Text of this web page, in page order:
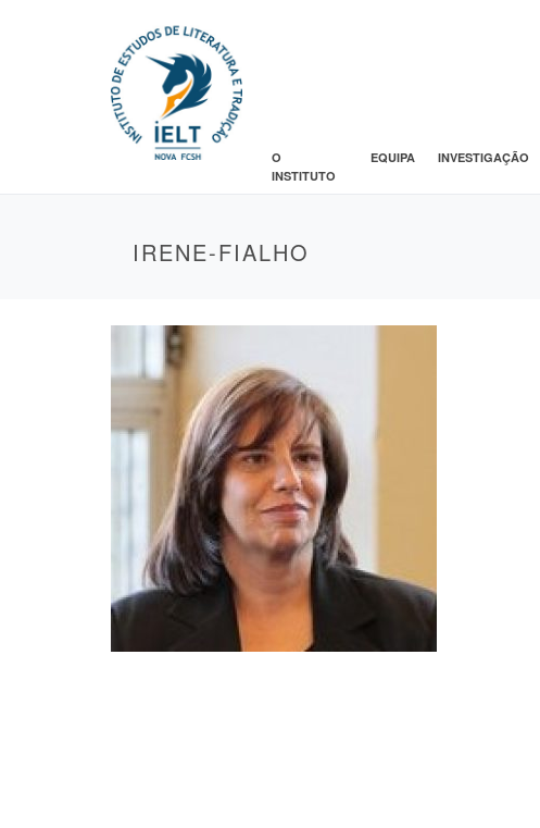
O
INSTITUTO
EQUIPA INVESTIGAÇÃO
IRENE-FIALHO